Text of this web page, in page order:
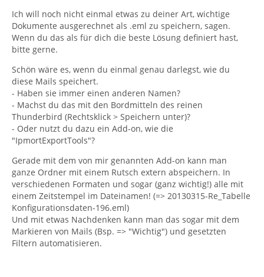
Ich will noch nicht einmal etwas zu deiner Art, wichtige
Dokumente ausgerechnet als .eml zu speichern, sagen.
Wenn du das als für dich die beste Lösung definiert hast,
bitte gerne.
Schön wäre es, wenn du einmal genau darlegst, wie du
diese Mails speichert.
- Haben sie immer einen anderen Namen?
- Machst du das mit den Bordmitteln des reinen
Thunderbird (Rechtsklick > Speichern unter)?
- Oder nutzt du dazu ein Add-on, wie die
"IpmortExportTools"?
Gerade mit dem von mir genannten Add-on kann man
ganze Ordner mit einem Rutsch extern abspeichern. In
verschiedenen Formaten und sogar (ganz wichtig!) alle mit
einem Zeitstempel im Dateinamen! (=> 20130315-Re_Tabelle
Konfigurationsdaten-196.eml)
Und mit etwas Nachdenken kann man das sogar mit dem
Markieren von Mails (Bsp. => "Wichtig") und gesetzten
Filtern automatisieren.